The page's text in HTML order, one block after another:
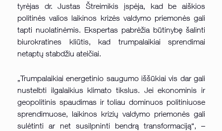
tyrėjas dr. Justas Štreimikis įspėja, kad be aiškios
politinės valios laikinos krizės valdymo priemonės gali
tapti nuolatinėmis. Ekspertas pabrėžia būtinybę šalinti
biurokratines kliūtis, kad trumpalaikiai sprendimai
netaptų stabdžiu ateičiai.
„Trumpalaikiai energetinio saugumo iššūkiai vis dar gali
nustelbti ilgalaikius klimato tikslus. Jei ekonominis ir
geopolitinis spaudimas ir toliau dominuos politiniuose
sprendimuose, laikinos krizių valdymo priemonės gali
sulėtinti ar net susilpninti bendrą transformaciją“, –